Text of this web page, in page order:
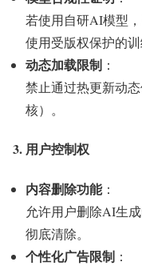
若使用自研AI模型
使用受版权保护的训
动态加载限制 ：
禁止通过热更新动
核）。
3. 用户控制权
内容删除功能：
允许用户删除AI生
彻底清除。
个性化广告限制 ：